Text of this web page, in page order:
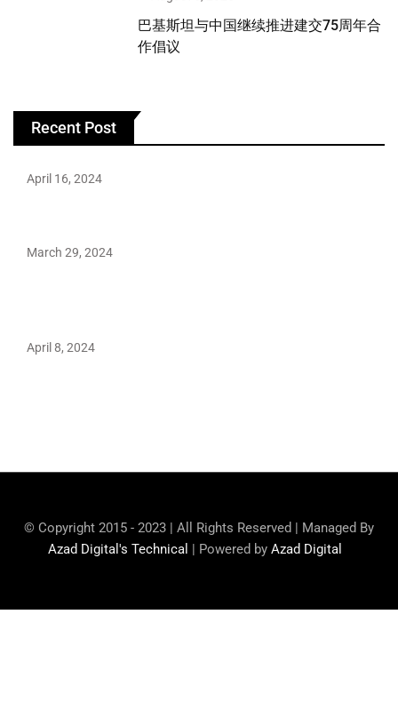
巴基斯坦与中国继续推进建交75周年合
作倡议
Recent Post
April 16, 2024
March 29, 2024
April 8, 2024
© Copyright 2015 - 2023 | All Rights Reserved | Managed By
Azad Digital's Technical | Powered by Azad Digital